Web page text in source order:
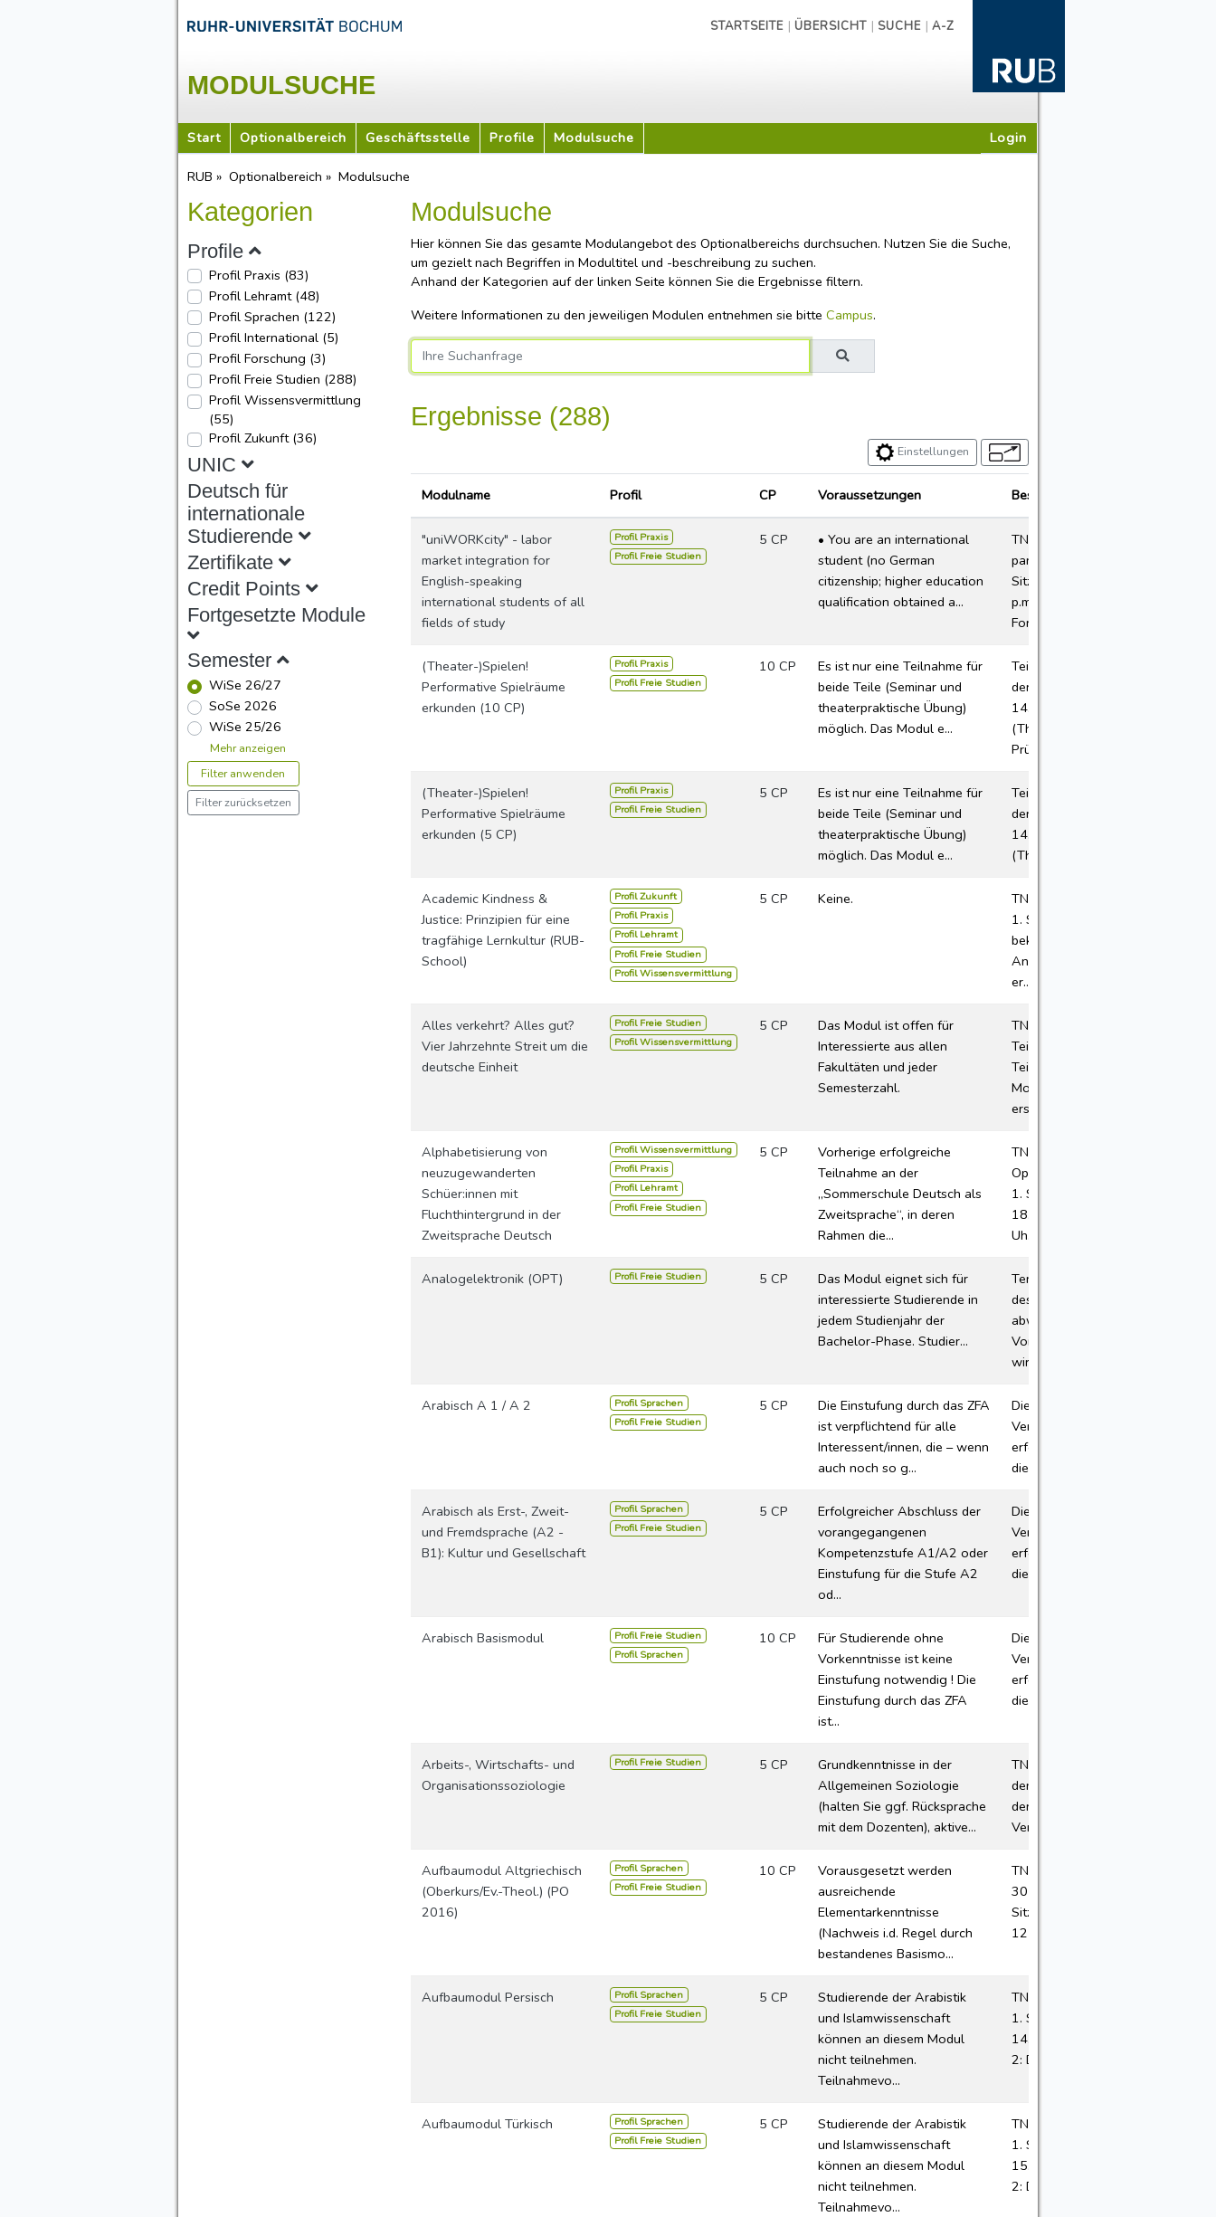
STARTSEITE| ÜBERSICHT| SUCHE| A-Z
MODULSUCHE
Start Optionalbereich Geschäftsstelle Profile Modulsuche Login
RUB » Optionalbereich » Modulsuche
Kategorien
Profile
Profil Praxis (83)
Profil Lehramt (48)
Profil Sprachen (122)
Profil International (5)
Profil Forschung (3)
Profil Freie Studien (288)
Profil Wissensvermittlung
(55)
Profil Zukunft (36)
UNIC
Deutsch für
internationale
Studierende
Zertifikate
Credit Points
Fortgesetzte Module
Semester
WiSe 26/27
SoSe 2026
WiSe 25/26
Mehr anzeigen
Filter anwenden
Filter zurücksetzen
Modulsuche
Hier können Sie das gesamte Modulangebot des Optionalbereichs durchsuchen. Nutzen Sie die Suche,
um gezielt nach Begriffen in Modultitel und -beschreibung zu suchen.
Anhand der Kategorien auf der linken Seite können Sie die Ergebnisse filtern.
Weitere Informationen zu den jeweiligen Modulen entnehmen sie bitte Campus.
Username
Ergebnisse (288)
Einstellungen
Modulname Profil CP Voraussetzungen Besonderheiten
"uniWORKcity" - labor
market integration for
English-speaking
international students of all
fields of study
Profil Praxis
Profil Freie Studien
5 CP
• You are an international
student (no German
citizenship; higher education
qualification obtained a...
TN-Plätze: 15/30
participants Termin der 1.
Sitzung: 1 4 .10.20 26 , 2-4
p.m. at Zoom Anmeldung:
For...
(Theater-)Spielen!
Performative Spielräume
erkunden (10 CP)
Profil Praxis
Profil Freie Studien
10 CP
Es ist nur eine Teilnahme für
beide Teile (Seminar und
theaterpraktische Übung)
möglich. Das Modul e...
Teilnehmerplätze: 6 Termin
der 1. Sitzung: 20.10.2026,
14.15 Uhr, MZ 1/01
(Theatersaal)
Prüfungsterm...
(Theater-)Spielen!
Performative Spielräume
erkunden (5 CP)
Profil Praxis
Profil Freie Studien
5 CP
Es ist nur eine Teilnahme für
beide Teile (Seminar und
theaterpraktische Übung)
möglich. Das Modul e...
Teilnehmerplätze: 10 Termin
der 1. Sitzung: 20.10.2026,
14.15 Uhr, MZ 1/01
(Theatersaal) Prüfungster...
Academic Kindness &
Justice: Prinzipien für eine
tragfähige Lernkultur (RUB-
School)
Profil Zukunft
Profil Praxis
Profil Lehramt
Profil Freie Studien
Profil Wissensvermittlung
5 CP Keine.
TN-Plätze: 15/30 Termin der
1. Sitzung: wird rechtzeitig
bekannt gegeben
Anmeldung: Die Anmeldung
er...
Alles verkehrt? Alles gut?
Vier Jahrzehnte Streit um die
deutsche Einheit
Profil Freie Studien
Profil Wissensvermittlung
5 CP
Das Modul ist offen für
Interessierte aus allen
Fakultäten und jeder
Semesterzahl.
TN-Plätze: Bis zu 25
Teilnehmerinnen und
Teilnehmer können am
Modul mitwirken. Termin der
ersten Sit...
Alphabetisierung von
neuzugewanderten
Schüer:innen mit
Fluchthintergrund in der
Zweitsprache Deutsch
Profil Wissensvermittlung
Profil Praxis
Profil Lehramt
Profil Freie Studien
5 CP
Vorherige erfolgreiche
Teilnahme an der
„Sommerschule Deutsch als
Zweitsprache“, in deren
Rahmen die...
TN-Plätze: 10/10 für den
Optionalbereich Termin der
1. Sitzung: Freitag,
18.07.2025 – 14:00-15:00
Uh...
Analogelektronik (OPT) Profil Freie Studien 5 CP
Das Modul eignet sich für
interessierte Studierende in
jedem Studienjahr der
Bachelor-Phase. Studier...
Termin der ersten Sitzung
des Moduls: Falls
abweichend vom
Vorlesungsbeginn, weisen
wir unter http:/...
Arabisch A 1 / A 2
Profil Sprachen
Profil Freie Studien
5 CP
Die Einstufung durch das ZFA
ist verpflichtend für alle
Interessent/innen, die – wenn
auch noch so g...
Die Anmeldung zu den
Veranstaltungen des ZFA
erfolgt ausschließlich über
die Veranstaltungsebene in...
Arabisch als Erst-, Zweit-
und Fremdsprache (A2 -
B1): Kultur und Gesellschaft
Profil Sprachen
Profil Freie Studien
5 CP
Erfolgreicher Abschluss der
vorangegangenen
Kompetenzstufe A1/A2 oder
Einstufung für die Stufe A2
od...
Die Anmeldung zu den
Veranstaltungen des ZFA
erfolgt ausschließlich über
die Veranstaltungsebene in...
Arabisch Basismodul
Profil Freie Studien
Profil Sprachen
10 CP
Für Studierende ohne
Vorkenntnisse ist keine
Einstufung notwendig ! Die
Einstufung durch das ZFA
ist...
Die Anmeldung zu den
Veranstaltungen des ZFA
erfolgt ausschließlich über
die Veranstaltungsebene in...
Arbeits-, Wirtschafts- und
Organisationssoziologie
Profil Freie Studien 5 CP
Grundkenntnisse in der
Allgemeinen Soziologie
(halten Sie ggf. Rücksprache
mit dem Dozenten), aktive...
TN-Plätze: 5 je Seminar für
den Optionalbereich Datum
der 1. Sitzung: siehe
Veranstaltungen
Aufbaumodul Altgriechisch
(Oberkurs/Ev.-Theol.) (PO
2016)
Profil Sprachen
Profil Freie Studien
10 CP
Vorausgesetzt werden
ausreichende
Elementarkenntnisse
(Nachweis i.d. Regel durch
bestandenes Basismo...
TN-Plätze: Für Teil 1 je 20 /
30 Termin der ersten
Sitzung: Fr 17.04.2026 10-
12 s.t. (010045) Di 21....
Aufbaumodul Persisch
Profil Sprachen
Profil Freie Studien
5 CP
Studierende der Arabistik
und Islamwissenschaft
können an diesem Modul
nicht teilnehmen.
Teilnahmevo...
TN-Plätze 7 / 15 Termin der
1. Sitzung Teil 1: Mi,
14.10.2026, 12-14 Uhr Teil
2: Di, 06.04.2027, 10-...
Aufbaumodul Türkisch
Profil Sprachen
Profil Freie Studien
5 CP
Studierende der Arabistik
und Islamwissenschaft
können an diesem Modul
nicht teilnehmen.
Teilnahmevo...
TN-Plätze 7 / 15 Termin der
1. Sitzung Teil 1: Do,
15.10.2026, 10-12 Uhr Teil
2: Do, 08.04.2027, 10-...